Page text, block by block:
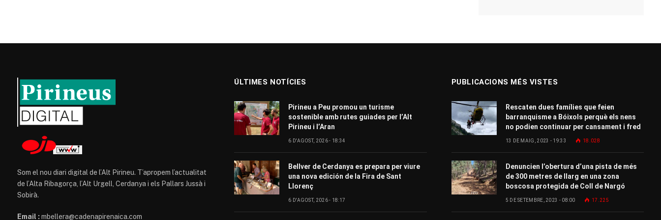
Som el nou diari digital de l’Alt Pirineu. T’apropem l’actualitat
de l’Alta Ribagorça, l’Alt Urgell, Cerdanya i els Pallars Jussà i
Sobirà.
Email : mbellera@cadenapirenaica.com
ÚLTIMES NOTÍCIES
Pirineu a Peu promou un turisme
sostenible amb rutes guiades per l’Alt
Pirineu i l’Aran
6 D'AGOST, 2026 - 18:34
Bellver de Cerdanya es prepara per viure
una nova edición de la Fira de Sant
Llorenç
6 D'AGOST, 2026 - 18:17
PUBLICACIONS MÉS VISTES
Rescaten dues famílies que feien
barranquisme a Bóixols perquè els nens
no podien continuar per cansament i fred
13 DE MAIG, 2023 - 19:33 18.028
Denuncien l’obertura d’una pista de més
de 300 metres de llarg en una zona
boscosa protegida de Coll de Nargó
5 DE SETEMBRE, 2023 - 08:00 17.225